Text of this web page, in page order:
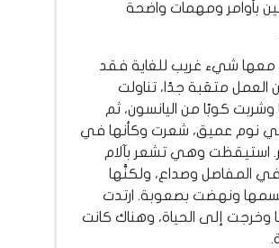
بأوامر ومهمات واضحة
شيء غريب للغاية فقد
العمل متعَبة جدًا، تناولت
كوبًا من اليانسون، ثم
نوم عميق، شعرت وكأنها في
استيقظت وهي تشعر بآلام
المفاصل وصداع، ولكنَّها
ونهضت بصعوبة. ارتدت
وخرجت إلى الحياة، وهناك كانت